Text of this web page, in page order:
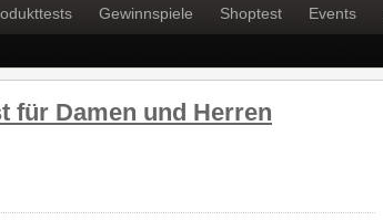
Gewinnspiele Shoptest Events
für Damen und Herren